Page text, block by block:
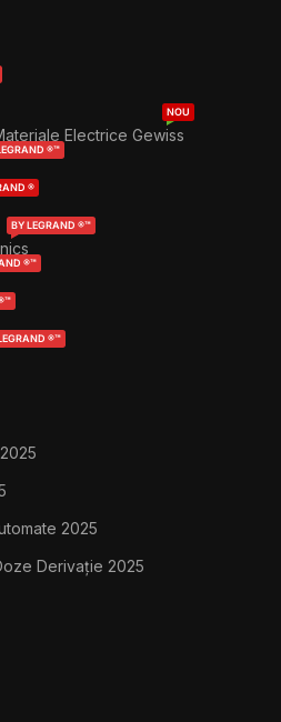
Electrice Gewiss
NOU
®™
®
BY LEGRAND ®™
®™
®™
2025
Derivație 2025